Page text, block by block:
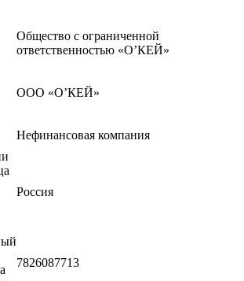
Общество с ограниченной
ответственностью «О’КЕЙ»
ООО «О’КЕЙ»
Нефинансовая компания
Россия
7826087713